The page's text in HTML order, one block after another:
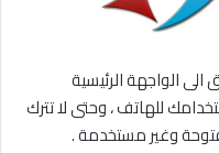
الواجهة الرئيسية
للهاتف ، وحتى لا تترك
وغير مستخدمة .